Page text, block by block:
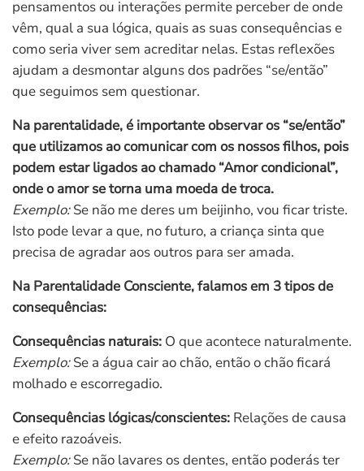
pensamentos ou interações permite perceber de onde
vêm, qual a sua lógica, quais as suas consequências e
como seria viver sem acreditar nelas. Estas reflexões
ajudam a desmontar alguns dos padrões “se/então”
que seguimos sem questionar.
Na parentalidade, é importante observar os “se/então”
que utilizamos ao comunicar com os nossos filhos, pois
podem estar ligados ao chamado “Amor condicional”,
onde o amor se torna uma moeda de troca.
Exemplo:Se não me deres um beijinho, vou ficar triste.
Isto pode levar a que, no futuro, a criança sinta que
precisa de agradar aos outros para ser amada.
Na Parentalidade Consciente, falamos em 3 tipos de
consequências:
Consequências naturais: O que acontece naturalmente.
Exemplo:Se a água cair ao chão, então o chão ficará
molhado e escorregadio.
Consequências lógicas/conscientes: Relações de causa
e efeito razoáveis.
Exemplo:Se não lavares os dentes, então poderás ter